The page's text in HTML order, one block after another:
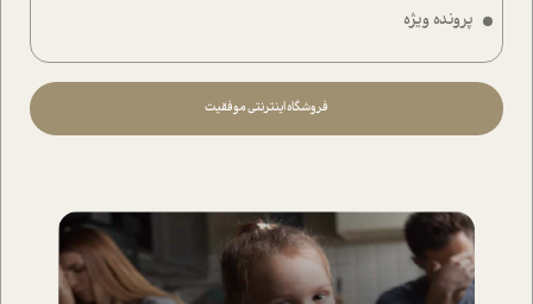
پرونده ویژه
فروشگاه اینترنتی موفقیت